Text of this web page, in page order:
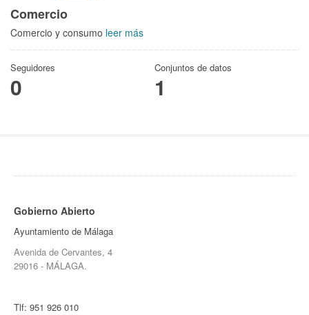
Comercio
Comercio y consumo leer más
Seguidores
0
Conjuntos de datos
1
Gobierno Abierto
Ayuntamiento de Málaga
Avenida de Cervantes, 4
29016 - MÁLAGA.
Tlf: 951 926 010